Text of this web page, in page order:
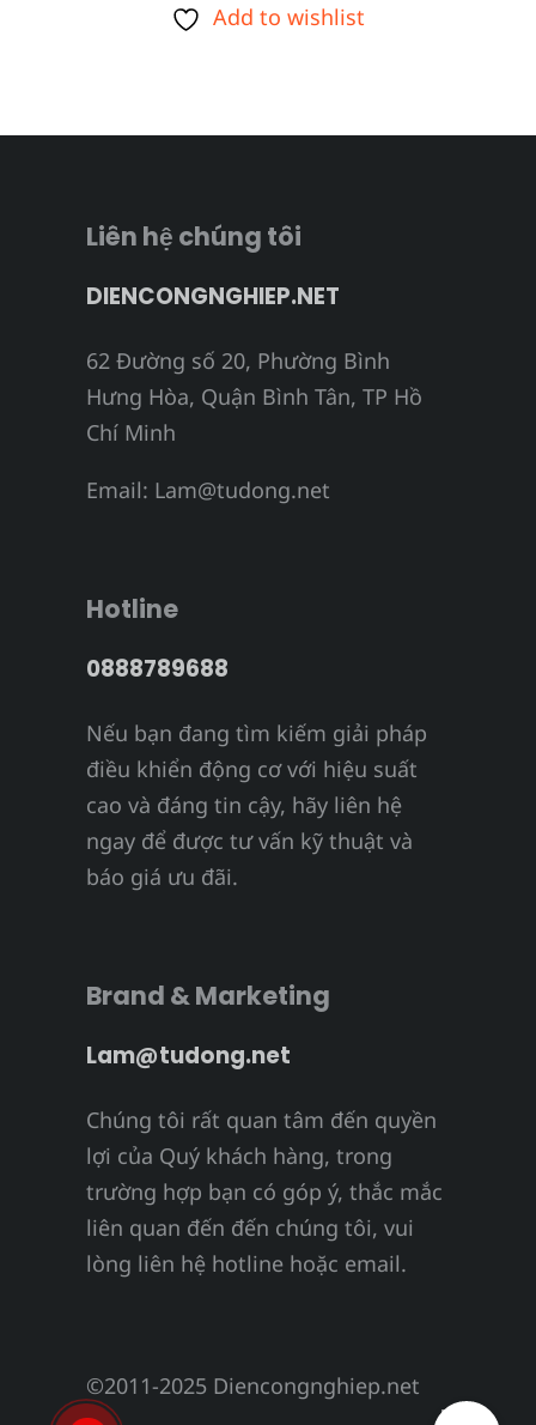
Add to wishlist
Liên hệ chúng tôi
DIENCONGNGHIEP.NET
62 Đường số 20, Phường Bình
Hưng Hòa, Quận Bình Tân, TP Hồ
Chí Minh
Email: Lam@tudong.net
Hotline
0888789688
Nếu bạn đang tìm kiếm giải pháp
điều khiển động cơ với hiệu suất
cao và đáng tin cậy, hãy liên hệ
ngay để được tư vấn kỹ thuật và
báo giá ưu đãi.
Brand & Marketing
Lam@tudong.net
Chúng tôi rất quan tâm đến quyền
lợi của Quý khách hàng, trong
trường hợp bạn có góp ý, thắc mắc
liên quan đến đến chúng tôi, vui
lòng liên hệ hotline hoặc email.
©2011-2025 Diencongnghiep.net